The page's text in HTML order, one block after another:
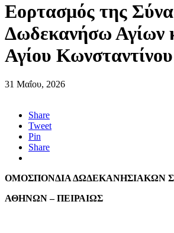
Εορτασμός της
Δωδεκανήσω Αγίων
Αγίου Κωνσταντίνου
31 Μαΐου, 2026
Share
Tweet
Pin
Share
ΟΜΟΣΠΟΝΔΙΑ ΔΩΔΕΚΑΝΗΣΙΑΚΩΝ
ΑΘΗΝΩΝ – ΠΕΙΡΑΙΩΣ